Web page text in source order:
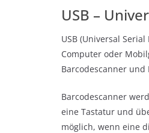
USB –
USB (Universal
Computer oder
Barcodescanner
Barcodescanner
eine Tastatur und
möglich, wenn eine